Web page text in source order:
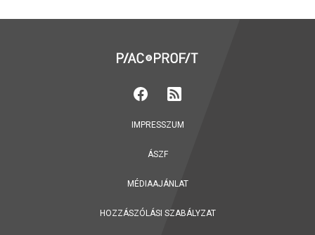
IMPRESSZUM
ÁSZF
MÉDIAAJÁNLAT
HOZZÁSZÓLÁSI SZABÁLYZAT